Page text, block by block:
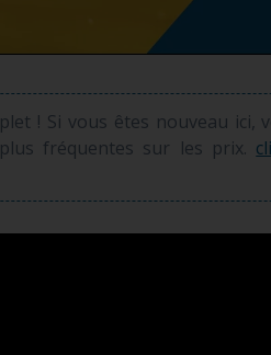
! Si vous êtes nouveau
fréquentes sur les prix.